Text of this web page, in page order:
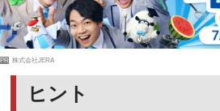
PR 株式会社JERA
ヒント